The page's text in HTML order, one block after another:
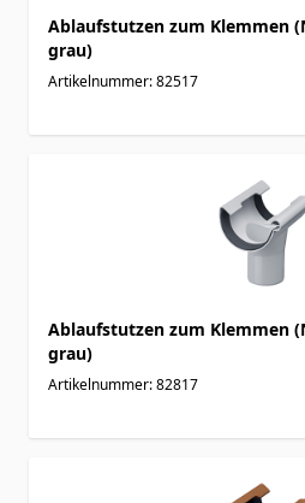
Ablaufstutzen zum Klemmen
grau)
Artikelnummer: 82517
Ablaufstutzen zum Klemmen
grau)
Artikelnummer: 82817